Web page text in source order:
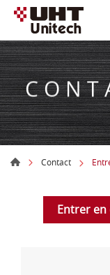
Contact
Entrer